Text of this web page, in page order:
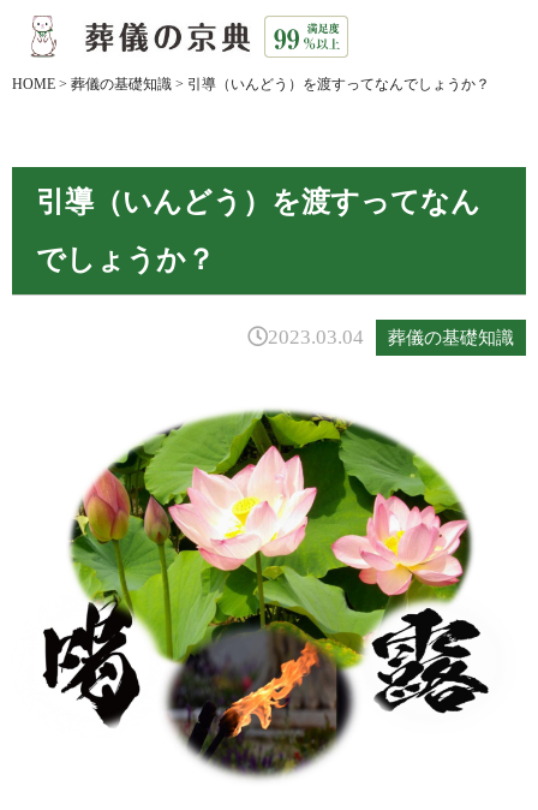
HOME > 葬儀の基礎知識 > 引導（いんどう）を渡すってなんでしょうか？
引導（いんどう）を渡すってなん
でしょうか？
2023.03.04 葬儀の基礎知識